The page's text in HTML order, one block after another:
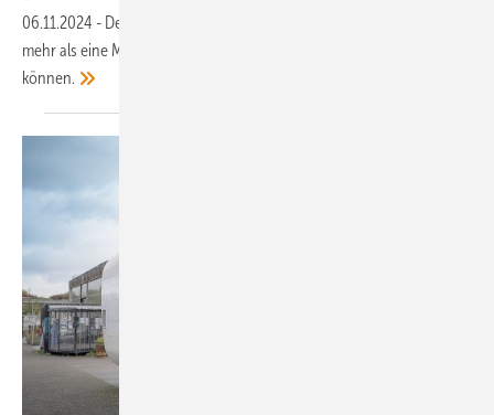
06.11.2024 - Der 1,1-GW-Park Thor soll spätestens ab Ende 2027
mehr als eine Million dänische Haushalte mit Strom versorgen
können.